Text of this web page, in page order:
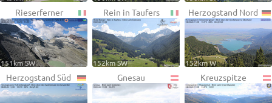
Rieserferner
151km SW
Rein in Taufers
152km SW
Herzogstand Nord
152km W
Herzogstand Süd Gnesau Kreuzspitze